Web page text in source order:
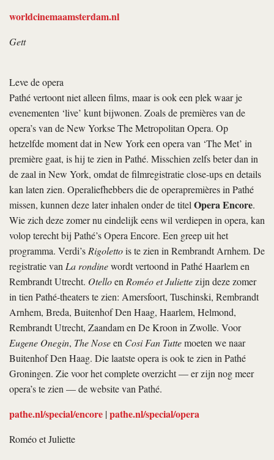
worldcinemaamsterdam.nl
Gett
Leve de opera
Pathé vertoont niet alleen films, maar is ook een plek waar je
evenementen ‘live’ kunt bijwonen. Zoals de premières van de
opera’s van de New Yorkse The Metropolitan Opera. Op
hetzelfde moment dat in New York een opera van ‘The Met’ in
première gaat, is hij te zien in Pathé. Misschien zelfs beter dan in
de zaal in New York, omdat de filmregistratie close-­ups en details
kan laten zien. Operaliefhebbers die de opera­premières in Pathé
missen, kunnen deze later inhalen onder de titelOpera Encore.
Wie zich deze zomer nu eindelijk eens wil verdiepen in opera, kan
volop terecht bij Pathé’s Opera Encore. Een greep uit het
programma. Verdi’sRigolettois te zien in Rembrandt Arnhem. De
registratie vanLa rondinewordt vertoond in Pathé Haarlem en
Rembrandt Utrecht. OtelloenRoméo et Juliettezijn deze zomer
in tien Pathé-theaters te zien: Amersfoort, Tuschinski, Rembrandt
Arnhem, Breda, Buitenhof Den Haag, Haarlem, Helmond,
Rembrandt Utrecht, Zaandam en De Kroon in Zwolle. Voor
Eugene Onegin, The Noseen Cosi Fan Tuttemoeten we naar
Buitenhof Den Haag. Die laatste opera is ook te zien in Pathé
Groningen. Zie voor het complete overzicht — er zijn nog meer
opera’s te zien — de website van Pathé.
pathe.nl/special/encore |pathe.nl/special/opera
Roméo et Juliette